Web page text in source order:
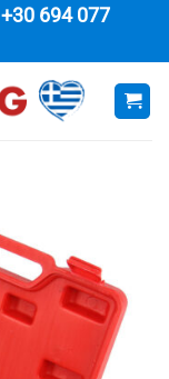
+30 694 077